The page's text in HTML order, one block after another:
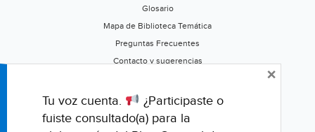
Glosario
Mapa de Biblioteca Temática
Preguntas Frecuentes
Contacto y sugerencias
Califica este portal
Tu voz cuenta.
¿Participaste o
fuiste consultado(a) para la
×